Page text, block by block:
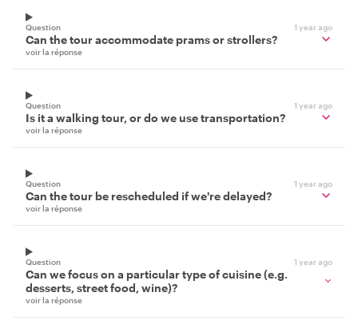
Question 1 year ago
Can the tour accommodate prams or strollers?
voir la réponse
Question 1 year ago
Is it a walking tour, or do we use transportation?
voir la réponse
Question 1 year ago
Can the tour be rescheduled if we're delayed?
voir la réponse
Question 1 year ago
Can we focus on a particular type of cuisine (e.g.
desserts, street food, wine)?
voir la réponse